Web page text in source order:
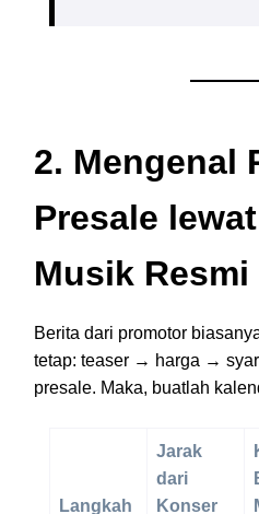
2. Mengenal
Presale
Musik Resmi
Berita dari promotor
tetap: teaser → harga →
presale. Maka, buatlah
Langkah
Jarak
dari
Konser